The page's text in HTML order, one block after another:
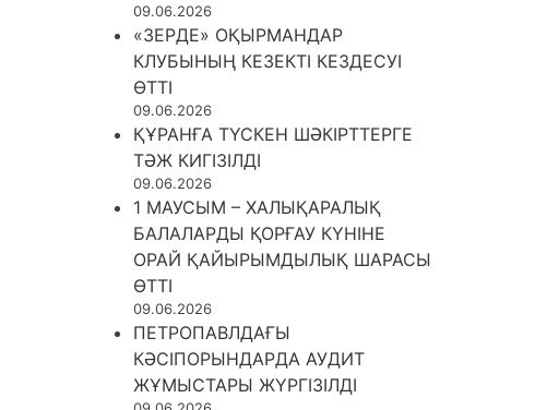
09.06.2026
«ЗЕРДЕ» ОҚЫРМАНДАР
КЛУБЫНЫҢ КЕЗЕКТІ КЕЗДЕСУІ
ӨТТІ
09.06.2026
ҚҰРАНҒА ТҮСКЕН ШӘКІРТТЕРГЕ
ТӘЖ КИГІЗІЛДІ
09.06.2026
1 МАУСЫМ – ХАЛЫҚАРАЛЫҚ
БАЛАЛАРДЫ ҚОРҒАУ КҮНІНЕ
ОРАЙ ҚАЙЫРЫМДЫЛЫҚ ШАРАСЫ
ӨТТІ
09.06.2026
ПЕТРОПАВЛДАҒЫ
КӘСІПОРЫНДАРДА АУДИТ
ЖҰМЫСТАРЫ ЖҮРГІЗІЛДІ